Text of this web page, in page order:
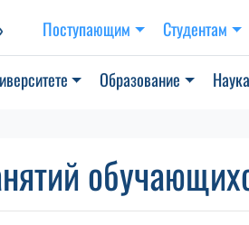
Поступающим Студентам
Образование Наука